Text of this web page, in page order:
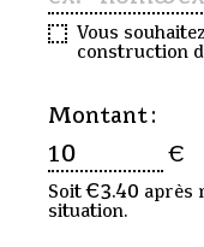
Vous
construction
Choisissez le
Montant :
€
Soit€3.40
situation.